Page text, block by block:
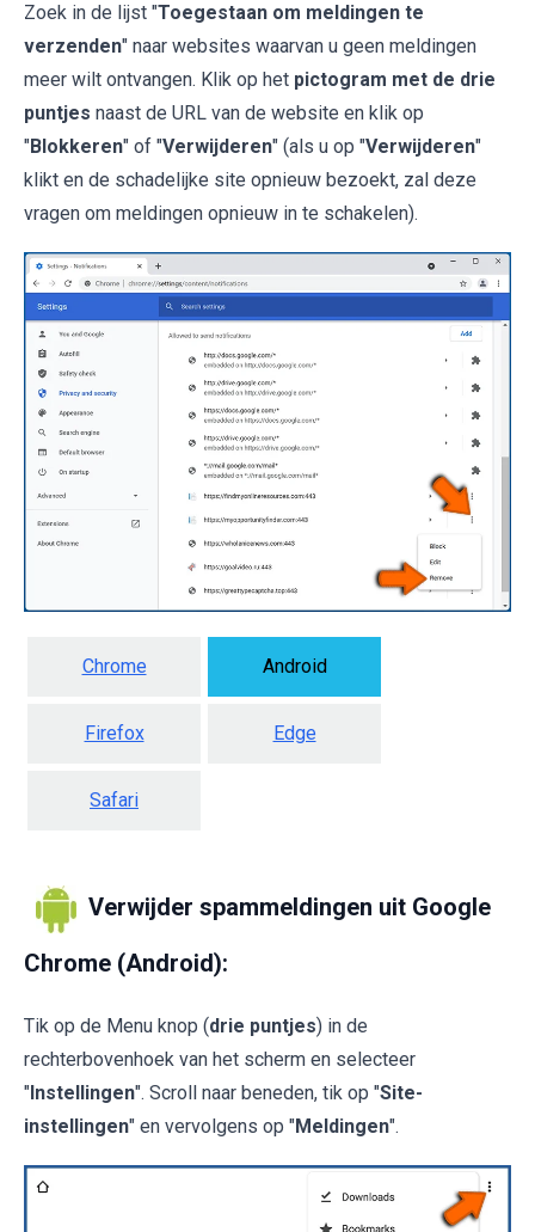
Zoek in de lijst "Toegestaan om meldingen te
verzenden" naar websites waarvan u geen meldingen
meer wilt ontvangen. Klik op het pictogram met de drie
puntjes naast de URL van de website en klik op
"Blokkeren" of "Verwijderen" (als u op "Verwijderen"
klikt en de schadelijke site opnieuw bezoekt, zal deze
vragen om meldingen opnieuw in te schakelen).
Chrome Android
Firefox Edge
Safari
Verwijder spammeldingen uit Google
Chrome (Android):
Tik op de Menu knop (drie puntjes) in de
rechterbovenhoek van het scherm en selecteer
"Instellingen". Scroll naar beneden, tik op "Site-
instellingen" en vervolgens op "Meldingen".